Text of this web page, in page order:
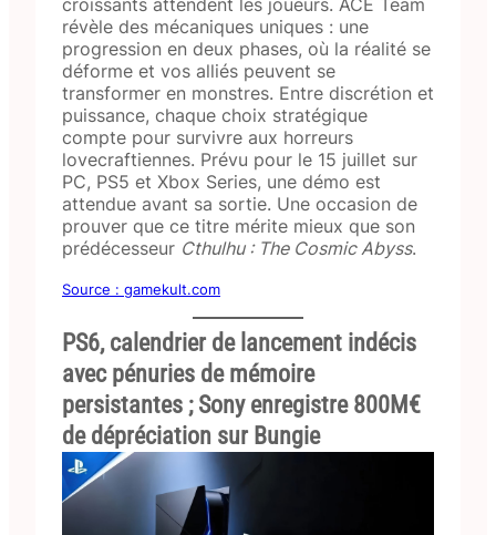
révèle des mécaniques uniques : une
progression en deux phases, où la réalité se
déforme et vos alliés peuvent se
transformer en monstres. Entre discrétion et
puissance, chaque choix stratégique
compte pour survivre aux horreurs
lovecraftiennes. Prévu pour le 15 juillet sur
PC, PS5 et Xbox Series, une démo est
attendue avant sa sortie. Une occasion de
prouver que ce titre mérite mieux que son
prédécesseur Cthulhu : The Cosmic Abyss.
Source : gamekult.com
PS6, calendrier de lancement indécis
avec pénuries de mémoire
persistantes ; Sony enregistre 800M€
de dépréciation sur Bungie